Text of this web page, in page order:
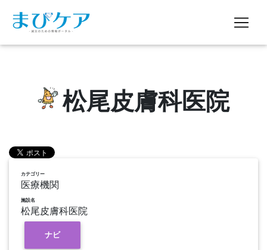
松尾皮膚科医院
カテゴリー
医療機関
施設名
松尾皮膚科医院
ナビ